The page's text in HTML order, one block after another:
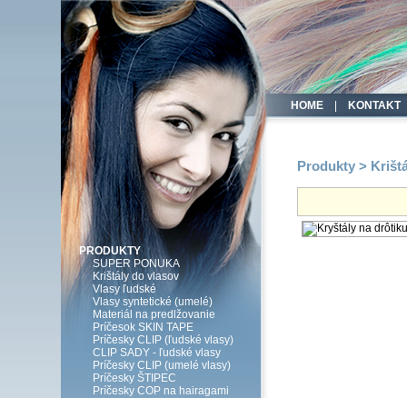
HOME| KONTAKT
PRODUKTY
SUPER PONUKA
Krištály do vlasov
Vlasy ľudské
Vlasy syntetické (umelé)
Materiál na predlžovanie
Príčesok SKIN TAPE
Príčesky CLIP (ľudské vlasy)
CLIP SADY - ľudské vlasy
Príčesky CLIP (umelé vlasy)
Príčesky ŠTIPEC
Príčesky COP na hairagami
Produkty >